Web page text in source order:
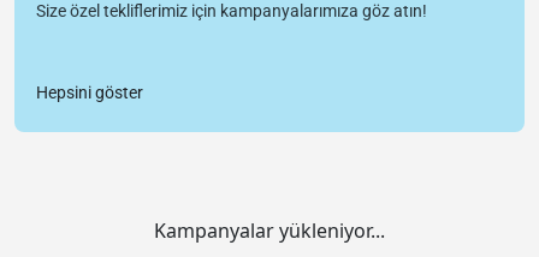
Size özel tekliflerimiz için kampanyalarımıza göz atın!
Hepsini göster
Kampanyalar yükleniyor...